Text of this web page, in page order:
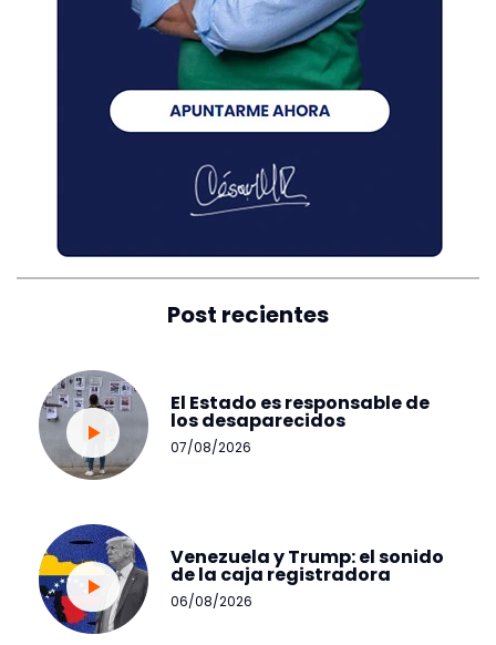
Post recientes
El Estado es responsable de
los desaparecidos
07/08/2026
Venezuela y Trump: el sonido
de la caja registradora
06/08/2026